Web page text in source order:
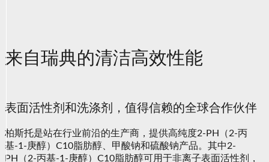
来自瑞典的清洁高效性能
表面活性剂和洗涤剂，值得信赖的全球合作伙伴
柏斯托是站在行业前沿的生产商，提供高纯度2-PH（2-丙
基-1-庚醇）C10脂肪醇、甲酸钠和硫酸钠产品。其中2-
PH（2-丙基-1-庚醇）C10脂肪醇可用于非离子表面活性剂，